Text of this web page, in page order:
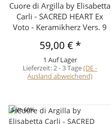
Cuore di Argilla by Elisabetta
Carli - SACRED HEART Ex
Voto - Keramikherz Vers. 9
59,00 € *
1 Auf Lager
Lieferzeit:2 - 3 Tage(DE -
Ausland abweichend)
Sale 60%